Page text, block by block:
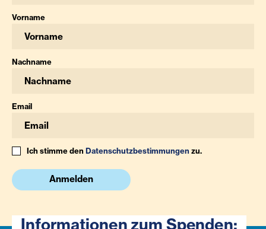
Vorname
Nachname
Email
Ich stimme denDatenschutzbestimmungenzu.
Anmelden
Informationen zum Spenden: